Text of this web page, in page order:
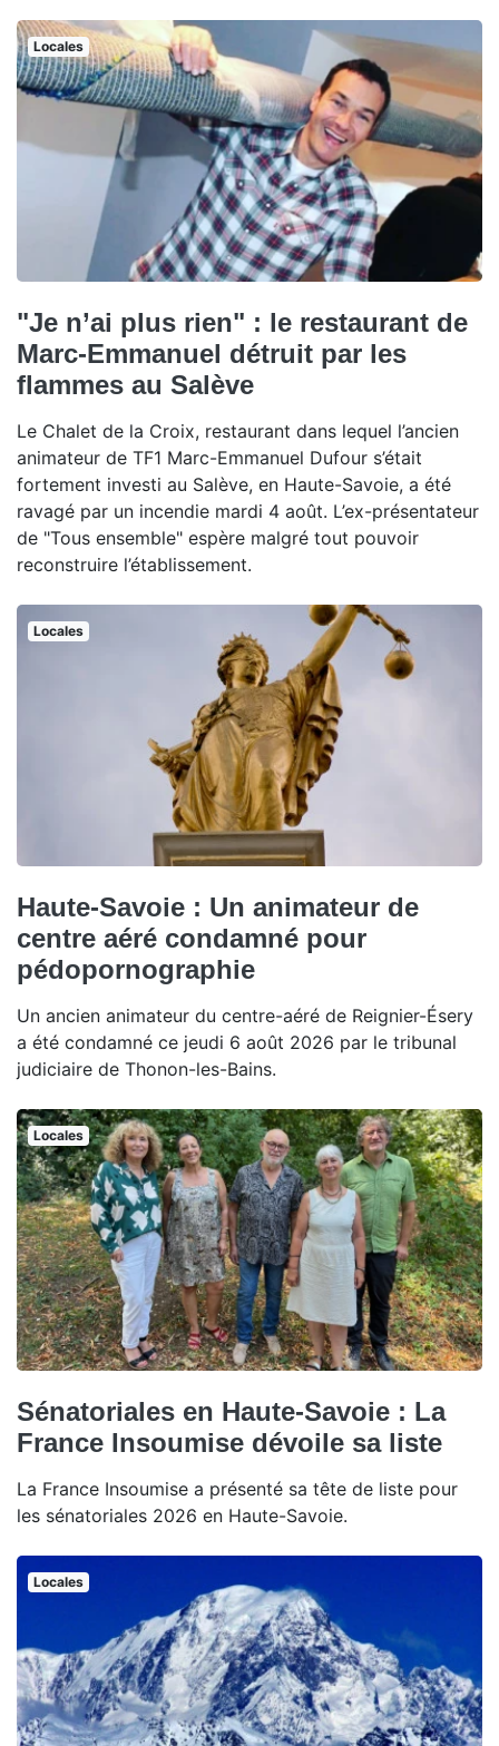
Locales
"Je n’ai plus rien" : le restaurant de
Marc-Emmanuel détruit par les
flammes au Salève
Le Chalet de la Croix, restaurant dans lequel l’ancien
animateur de TF1 Marc-Emmanuel Dufour s’était
fortement investi au Salève, en Haute-Savoie, a été
ravagé par un incendie mardi 4 août. L’ex-présentateur
de "Tous ensemble" espère malgré tout pouvoir
reconstruire l’établissement.
Locales
Haute-Savoie : Un animateur de
centre aéré condamné pour
pédopornographie
Un ancien animateur du centre-aéré de Reignier-Ésery
a été condamné ce jeudi 6 août 2026 par le tribunal
judiciaire de Thonon-les-Bains.
Locales
Sénatoriales en Haute-Savoie : La
France Insoumise dévoile sa liste
La France Insoumise a présenté sa tête de liste pour
les sénatoriales 2026 en Haute-Savoie.
Locales